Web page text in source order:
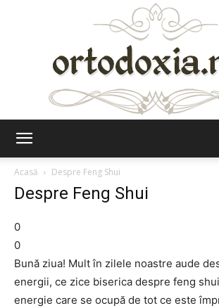
Acasă
Despre Feng Shui
Despre Feng Shui
0
0
Bună ziua! Mult în zilele noastre aude
energii, ce zice biserica despre feng
energie care se ocupă de tot ce este